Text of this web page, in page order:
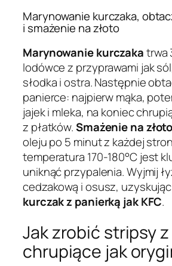
Marynowanie kurczaka,
i smażenie na złoto
Marynowanie kurczakatrwa
lodówce z przyprawami jak
słodka i ostra. Następnie
panierce: najpierw mąka,
jajek i mleka, na koniec
z płatków.Smażenie na złoto
oleju po 5 minut z każdej
temperatura 170-180°C jest
uniknąć przypalenia. Wyjmij
cedzakową i osusz,
kurczak z panierką jak KFC.
Jak zrobić stripsy
chrupiące jak